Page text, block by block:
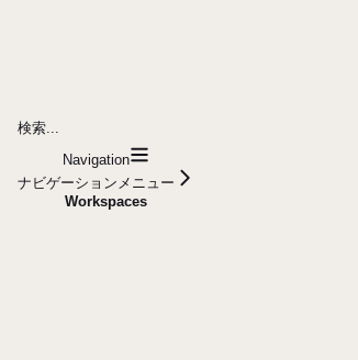
検索...
Navigation
ナビゲーションメニュー
Workspaces